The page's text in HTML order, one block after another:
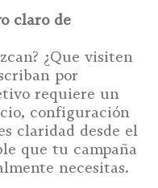
claro de
¿Que visiten
por
requiere un
configuración
claridad desde el
que tu campaña
necesitas.